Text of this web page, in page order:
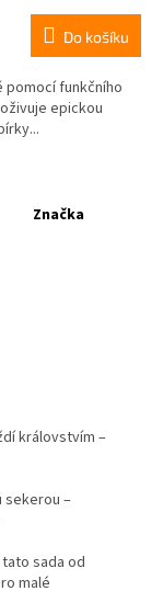
Do košíku
pomocí funkčního
epickou
Značka
královstvím –
sekerou –
sada od
malé